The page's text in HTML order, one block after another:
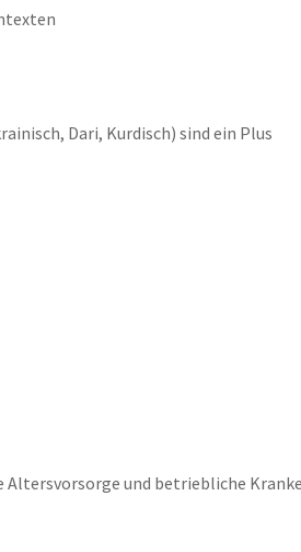
Dari, Kurdisch) sind ein Plus
und betriebliche